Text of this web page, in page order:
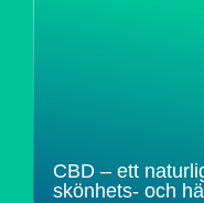
CBD – ett
skönhets- och